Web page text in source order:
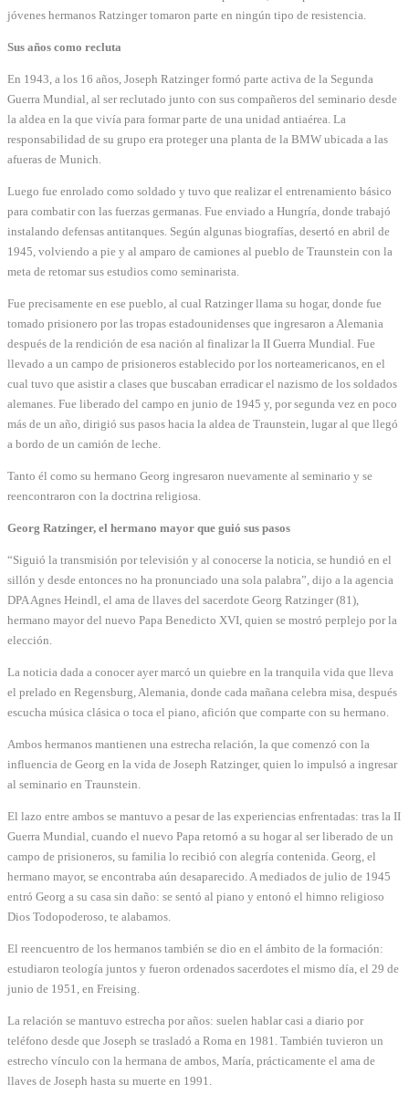
jóvenes hermanos Ratzinger tomaron parte en ningún tipo de resistencia.
Sus años como recluta
En 1943, a los 16 años, Joseph Ratzinger formó parte activa de la Segunda
Guerra Mundial, al ser reclutado junto con sus compañeros del seminario desde
la aldea en la que vivía para formar parte de una unidad antiaérea. La
responsabilidad de su grupo era proteger una planta de la BMW ubicada a las
afueras de Munich.
Luego fue enrolado como soldado y tuvo que realizar el entrenamiento básico
para combatir con las fuerzas germanas. Fue enviado a Hungría, donde trabajó
instalando defensas antitanques. Según algunas biografías, desertó en abril de
1945, volviendo a pie y al amparo de camiones al pueblo de Traunstein con la
meta de retomar sus estudios como seminarista.
Fue precisamente en ese pueblo, al cual Ratzinger llama su hogar, donde fue
tomado prisionero por las tropas estadounidenses que ingresaron a Alemania
después de la rendición de esa nación al finalizar la II Guerra Mundial. Fue
llevado a un campo de prisioneros establecido por los norteamericanos, en el
cual tuvo que asistir a clases que buscaban erradicar el nazismo de los soldados
alemanes. Fue liberado del campo en junio de 1945 y, por segunda vez en poco
más de un año, dirigió sus pasos hacia la aldea de Traunstein, lugar al que llegó
a bordo de un camión de leche.
Tanto él como su hermano Georg ingresaron nuevamente al seminario y se
reencontraron con la doctrina religiosa.
Georg Ratzinger, el hermano mayor que guió sus pasos
“Siguió la transmisión por televisión y al conocerse la noticia, se hundió en el
sillón y desde entonces no ha pronunciado una sola palabra”, dijo a la agencia
DPA Agnes Heindl, el ama de llaves del sacerdote Georg Ratzinger (81),
hermano mayor del nuevo Papa Benedicto XVI, quien se mostró perplejo por la
elección.
La noticia dada a conocer ayer marcó un quiebre en la tranquila vida que lleva
el prelado en Regensburg, Alemania, donde cada mañana celebra misa, después
escucha música clásica o toca el piano, afición que comparte con su hermano.
Ambos hermanos mantienen una estrecha relación, la que comenzó con la
influencia de Georg en la vida de Joseph Ratzinger, quien lo impulsó a ingresar
al seminario en Traunstein.
El lazo entre ambos se mantuvo a pesar de las experiencias enfrentadas: tras la II
Guerra Mundial, cuando el nuevo Papa retornó a su hogar al ser liberado de un
campo de prisioneros, su familia lo recibió con alegría contenida. Georg, el
hermano mayor, se encontraba aún desaparecido. A mediados de julio de 1945
entró Georg a su casa sin daño: se sentó al piano y entonó el himno religioso
Dios Todopoderoso, te alabamos.
El reencuentro de los hermanos también se dio en el ámbito de la formación:
estudiaron teología juntos y fueron ordenados sacerdotes el mismo día, el 29 de
junio de 1951, en Freising.
La relación se mantuvo estrecha por años: suelen hablar casi a diario por
teléfono desde que Joseph se trasladó a Roma en 1981. También tuvieron un
estrecho vínculo con la hermana de ambos, María, prácticamente el ama de
llaves de Joseph hasta su muerte en 1991.